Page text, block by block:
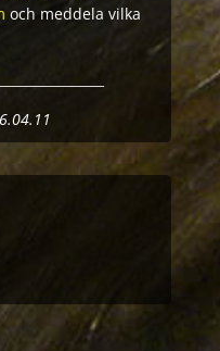
och meddela vilka